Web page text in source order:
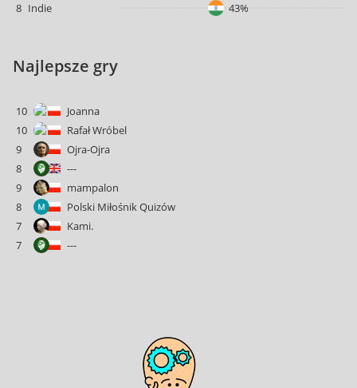
8 Indie 43%
Najlepsze gry
10
Joanna
10
Rafał Wróbel
9
Ojra-Ojra
8
---
9
mampalon
8
Polski Miłośnik Quizów
7
Kami.
7
---